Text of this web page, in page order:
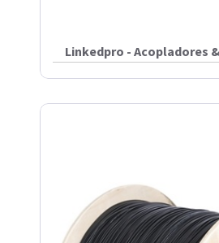
Linkedpro - Acopladores